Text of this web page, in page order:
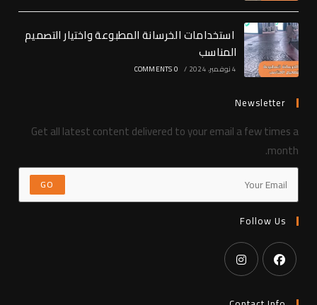
استخدامات الخرسانة المطبوعة واختيار التصميم
المناسب
4 نوفمبر، 2024 /
0 COMMENTS
Newsletter
Get all latest content delivered to your email a few times a
month.
GO
Follow Us